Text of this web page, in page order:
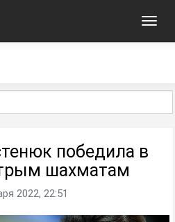
победила в
шахматам
2022, 22:51